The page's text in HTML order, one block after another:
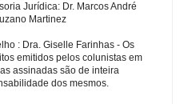
Jurídica: Dr. Marcos André
Martinez
: Dra. Giselle Farinhas - Os
emitidos pelos colunistas em
assinadas são de inteira
dos mesmos.